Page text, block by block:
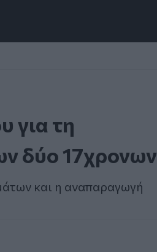
για τη
δύο 17χρονων
και η αναπαραγωγή